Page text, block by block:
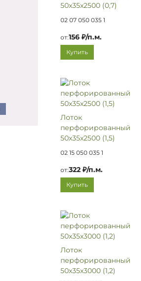
50х35х2500 (0,7)
02 07 050 035 1
от:156 ₽/п.м.
Купить
Лоток
перфорированный
50х35х2500 (1,5)
02 15 050 035 1
от:322 ₽/п.м.
Купить
Лоток
перфорированный
50х35х3000 (1,2)